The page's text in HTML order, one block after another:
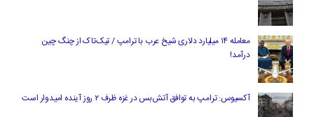
معامله ۱۴ میلیارد دلاری شیخ عرب با ترامپ / تیک‌تاک از چنگ چین
درآمد!
آکسیوس: ترامپ به توافق آتش‌بس در غزه ظرف ۲ روز آینده امیدوار است